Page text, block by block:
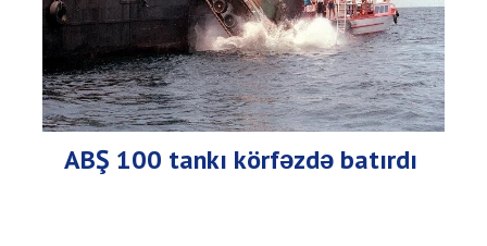
ABŞ 100 tankı körfəzdə batırdı